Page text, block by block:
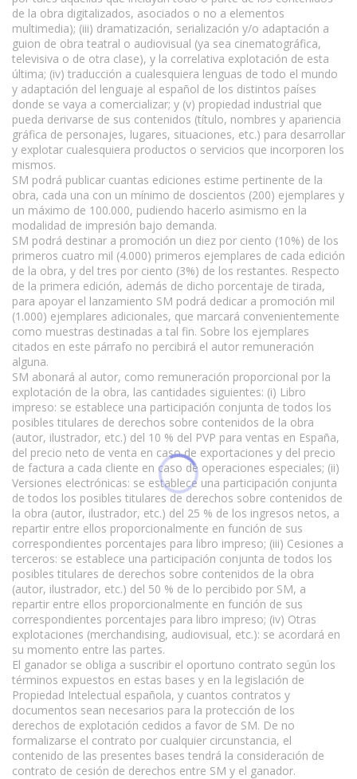
de la obra digitalizados, asociados o no a elementos
multimedia); (iii) dramatización, serialización y/o adaptación a
guion de obra teatral o audiovisual (ya sea cinematográfica,
televisiva o de otra clase), y la correlativa explotación de esta
última; (iv) traducción a cualesquiera lenguas de todo el mundo
y adaptación del lenguaje al español de los distintos países
donde se vaya a comercializar; y (v) propiedad industrial que
pueda derivarse de sus contenidos (título, nombres y apariencia
gráfica de personajes, lugares, situaciones, etc.) para desarrollar
y explotar cualesquiera productos o servicios que incorporen los
mismos.
SM podrá publicar cuantas ediciones estime pertinente de la
obra, cada una con un mínimo de doscientos (200) ejemplares y
un máximo de 100.000, pudiendo hacerlo asimismo en la
modalidad de impresión bajo demanda.
SM podrá destinar a promoción un diez por ciento (10%) de los
primeros cuatro mil (4.000) primeros ejemplares de cada edición
de la obra, y del tres por ciento (3%) de los restantes. Respecto
de la primera edición, además de dicho porcentaje de tirada,
para apoyar el lanzamiento SM podrá dedicar a promoción mil
(1.000) ejemplares adicionales, que marcará convenientemente
como muestras destinadas a tal fin. Sobre los ejemplares
citados en este párrafo no percibirá el autor remuneración
alguna.
SM abonará al autor, como remuneración proporcional por la
explotación de la obra, las cantidades siguientes: (i) Libro
impreso: se establece una participación conjunta de todos los
posibles titulares de derechos sobre contenidos de la obra
(autor, ilustrador, etc.) del 10 % del PVP para ventas en España,
del precio neto de venta en caso de exportaciones y del precio
de factura a cada cliente en caso de operaciones especiales; (ii)
Versiones electrónicas: se establece una participación conjunta
de todos los posibles titulares de derechos sobre contenidos de
la obra (autor, ilustrador, etc.) del 25 % de los ingresos netos, a
repartir entre ellos proporcionalmente en función de sus
correspondientes porcentajes para libro impreso; (iii) Cesiones a
terceros: se establece una participación conjunta de todos los
posibles titulares de derechos sobre contenidos de la obra
(autor, ilustrador, etc.) del 50 % de lo percibido por SM, a
repartir entre ellos proporcionalmente en función de sus
correspondientes porcentajes para libro impreso; (iv) Otras
explotaciones (merchandising, audiovisual, etc.): se acordará en
su momento entre las partes.
El ganador se obliga a suscribir el oportuno contrato según los
términos expuestos en estas bases y en la legislación de
Propiedad Intelectual española, y cuantos contratos y
documentos sean necesarios para la protección de los
derechos de explotación cedidos a favor de SM. De no
formalizarse el contrato por cualquier circunstancia, el
contenido de las presentes bases tendrá la consideración de
contrato de cesión de derechos entre SM y el ganador.